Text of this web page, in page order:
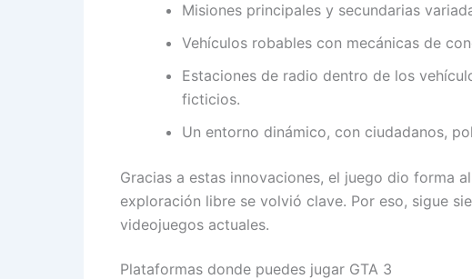
Misiones principales y secundarias
Vehículos robables con mecánicas de
Estaciones de radio dentro de los
ficticios.
Un entorno dinámico, con ciudadanos,
Gracias a estas innovaciones, el juego dio forma
exploración libre se volvió clave. Por eso, sigue
videojuegos actuales.
Plataformas donde puedes jugar GTA 3